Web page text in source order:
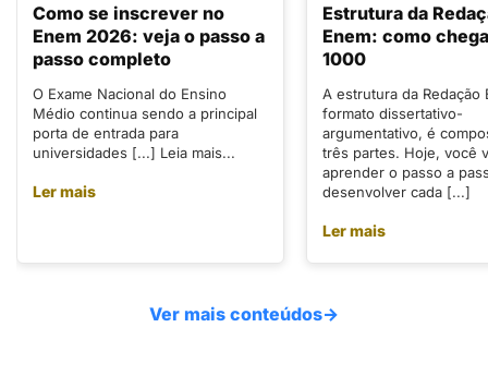
Como se inscrever no
Enem 2026: veja o passo a
passo completo
O Exame Nacional do Ensino
Médio continua sendo a principal
porta de entrada para
universidades [...] Leia mais...
Ler mais
Estrutura da
Enem: como
1000
A estrutura da Redação
formato dissertativo-
argumentativo, é
três partes. Hoje, você
aprender o passo a
desenvolver cada [...]
Ler mais
Ver mais conteúdos→